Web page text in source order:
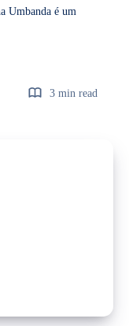
Umbanda é um
3 min read